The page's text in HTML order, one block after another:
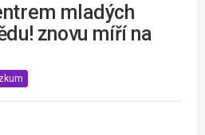
mladých
znovu míří na